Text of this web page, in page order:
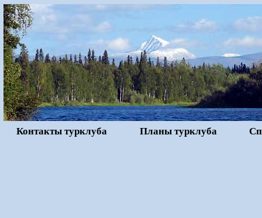
Контакты турклуба Планы турклуба